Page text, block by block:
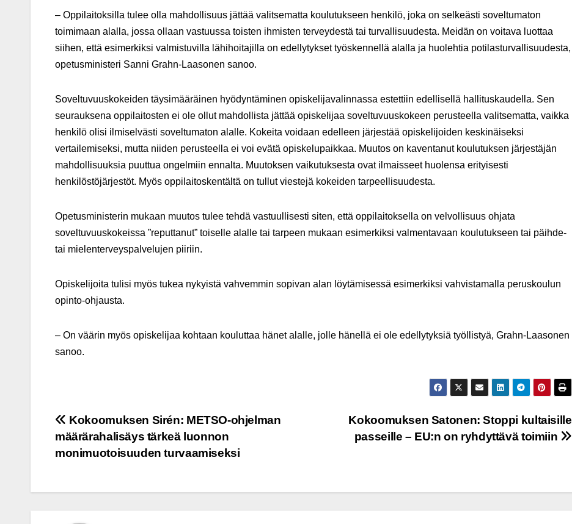
– Oppilaitoksilla tulee olla mahdollisuus jättää valitsematta koulutukseen henkilö, joka on selkeästi soveltumaton
toimimaan alalla, jossa ollaan vastuussa toisten ihmisten terveydestä tai turvallisuudesta. Meidän on voitava luottaa
siihen, että esimerkiksi valmistuvilla lähihoitajilla on edellytykset työskennellä alalla ja huolehtia potilasturvallisuudesta,
opetusministeri Sanni Grahn-Laasonen sanoo.
Soveltuvuuskokeiden täysimääräinen hyödyntäminen opiskelijavalinnassa estettiin edellisellä hallituskaudella. Sen
seurauksena oppilaitosten ei ole ollut mahdollista jättää opiskelijaa soveltuvuuskokeen perusteella valitsematta, vaikka
henkilö olisi ilmiselvästi soveltumaton alalle. Kokeita voidaan edelleen järjestää opiskelijoiden keskinäiseksi
vertailemiseksi, mutta niiden perusteella ei voi evätä opiskelupaikkaa. Muutos on kaventanut koulutuksen järjestäjän
mahdollisuuksia puuttua ongelmiin ennalta. Muutoksen vaikutuksesta ovat ilmaisseet huolensa erityisesti
henkilöstöjärjestöt. Myös oppilaitoskentältä on tullut viestejä kokeiden tarpeellisuudesta.
Opetusministerin mukaan muutos tulee tehdä vastuullisesti siten, että oppilaitoksella on velvollisuus ohjata
soveltuvuuskokeissa ”reputtanut” toiselle alalle tai tarpeen mukaan esimerkiksi valmentavaan koulutukseen tai päihde-
tai mielenterveyspalvelujen piiriin.
Opiskelijoita tulisi myös tukea nykyistä vahvemmin sopivan alan löytämisessä esimerkiksi vahvistamalla peruskoulun
opinto-ohjausta.
– On väärin myös opiskelijaa kohtaan kouluttaa hänet alalle, jolle hänellä ei ole edellytyksiä työllistyä, Grahn-Laasonen
sanoo.
Post
navigation
Kokoomuksen Satonen: Stoppi kultaisille
passeille – EU:n on ryhdyttävä toimiin
Kokoomuksen Sirén: METSO-ohjelman
määrärahalisäys tärkeä luonnon
monimuotoisuuden turvaamiseksi